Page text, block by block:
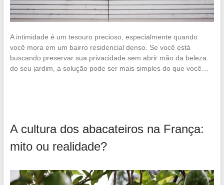
A intimidade é um tesouro precioso, especialmente quando
você mora em um bairro residencial denso. Se você está
buscando preservar sua privacidade sem abrir mão da beleza
do seu jardim, a solução pode ser mais simples do que você…
A cultura dos abacateiros na França:
mito ou realidade?